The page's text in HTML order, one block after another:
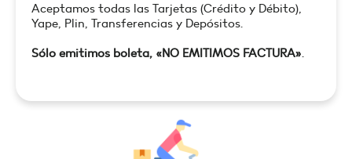
Aceptamos todas las Tarjetas (Crédito y Débito),
Yape, Plin, Transferencias y Depósitos.
Sólo emitimos boleta, «NO EMITIMOS FACTURA».